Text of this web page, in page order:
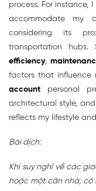
process. For instance,
accommodate my
considering its
transportation
efficiency,
factors that
account personal
architectural style,
reflects my lifestyle
Bài dịch:
Khi suy nghĩ về các
hoặc một căn nhà, có